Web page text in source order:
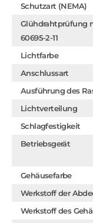
Schutzart (NEMA)
Glühdrahtprüfung
60695-2-11
Lichtfarbe
Anschlussart
Ausführung des
Lichtverteilung
Schlagfestigkeit
Betriebsgerät
Gehäusefarbe
Werkstoff der
Werkstoff des